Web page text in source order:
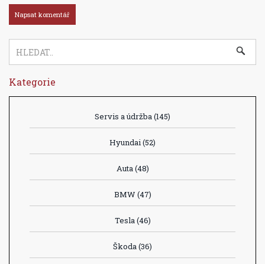
Kategorie
Servis a údržba(145)
Hyundai(52)
Auta(48)
BMW (47)
Tesla(46)
Škoda(36)